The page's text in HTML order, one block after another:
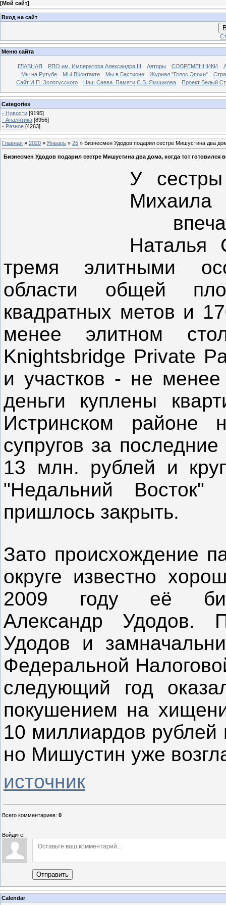
[Мой сайт]
Вход на сайт
Меню сайта
ГЛАВНАЯ РПО им. Императора Александра III Авторы СОВРЕМЕННИКИ
Мы на Рутубе
МЫ ВКонтакте Мы в Бастионе Журнал "Голос Эпохи"
Сайт И.П. Золотусского
Наш Савва. Памяти С.В. Ямщикова Проект Белый
Categories
- Новости [9195]
- Аналитика [8956]
- Разное [4263]
Главная » 2020 » Январь » 25 » Бизнесмен Удодов подарил сестре Мишустина два
Бизнесмен Удодов подарил сестре Мишустина два дома, когда тот готовился
У
Михаила
Наталья
тремя элитными
области общей
квадратных метов и
менее элитном
Knightsbridge Private
и участков - не
деньги куплены
Истринском районе
супругов за
13 млн. рублей и
"Недальний
пришлось закрыть.
Зато происхождение
округе известно
2009 году её
Александр Удодов.
Удодов и
Федеральной
следующий год
покушением на
10 миллиардов
но Мишустин уже
источник
Всего комментариев: 0
Войдите:
Отправить
Calendar